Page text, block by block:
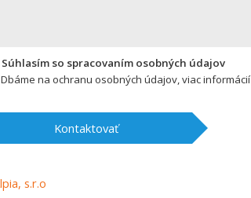
Súhlasím so spracovaním osobných údajov
Dbáme na ochranu osobných údajov, viac
Kontaktovať